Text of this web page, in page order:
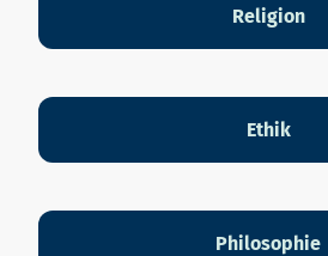
Religion
Ethik
Philosophie